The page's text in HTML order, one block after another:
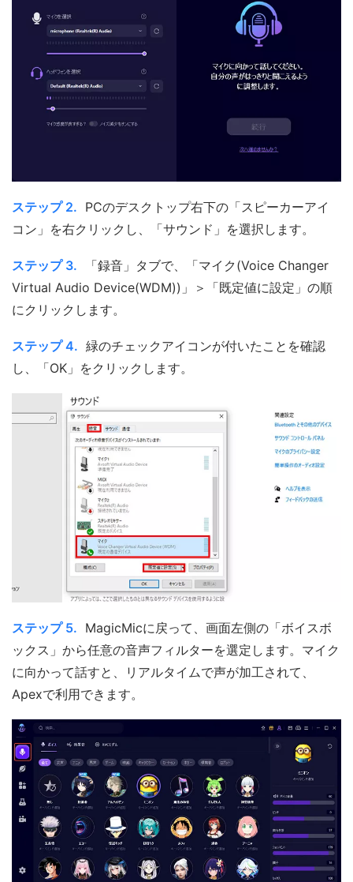
ステップ 2. PCのデスクトップ右下の「スピーカーアイ
コン」を右クリックし、「サウンド」を選択します。
ステップ 3.
「録音」タブで、「マイク(Voice Changer
Virtual Audio Device(WDM))」＞「既定値に設定」の順
にクリックします。
ステップ 4. 緑のチェックアイコンが付いたことを確認
し、「OK」をクリックします。
ステップ 5. MagicMicに戻って、画面左側の「ボイスボ
ックス」から任意の音声フィルターを選定します。マイク
に向かって話すと、リアルタイムで声が加工されて、
Apexで利用できます。